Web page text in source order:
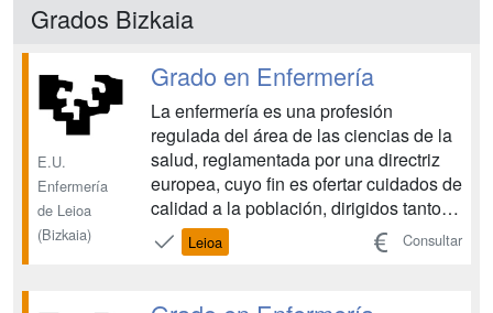
Grados Bizkaia
E.U.
Enfermería
de Leioa
(Bizkaia)
Grado en Enfermería
La enfermería es una profesión
regulada del área de las ciencias de la
salud, reglamentada por una directriz
europea, cuyo fin es ofertar cuidados de
calidad a la población, dirigidos tanto a
la promoción de la salud y prevención
de la enfermedad como a la curación o
patológicos. El Grado en Enfermería te
Leioa Consultar